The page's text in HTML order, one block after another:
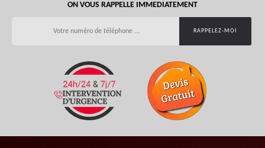
ON VOUS RAPPELLE IMMEDIATEMENT